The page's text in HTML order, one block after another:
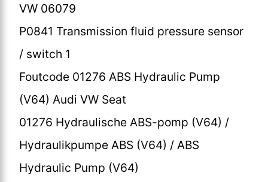
VW 06079
P0841 Transmission fluid pressure sensor
/ switch 1
Foutcode 01276 ABS Hydraulic Pump
(V64) Audi VW Seat
01276 Hydraulische ABS-pomp (V64) /
Hydraulikpumpe ABS (V64) / ABS
Hydraulic Pump (V64)